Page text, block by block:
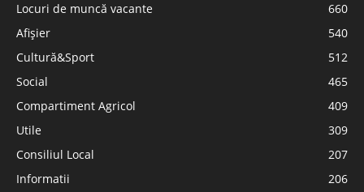
Locuri de muncă vacante
660
Afișier
540
Cultură&Sport
512
Social
465
Compartiment Agricol
409
Utile
309
Consiliul Local
207
Informatii
206